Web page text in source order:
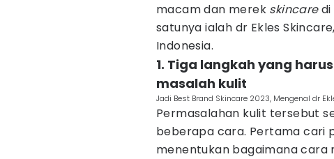
macam dan merek skincaredi
satunya ialah dr Ekles
Indonesia.
1. Tiga langkah yang
masalah kulit
Jadi Best Brand Skincare 2023, Mengenal dr
Permasalahan kulit tersebut
beberapa cara. Pertama cari
menentukan bagaimana cara